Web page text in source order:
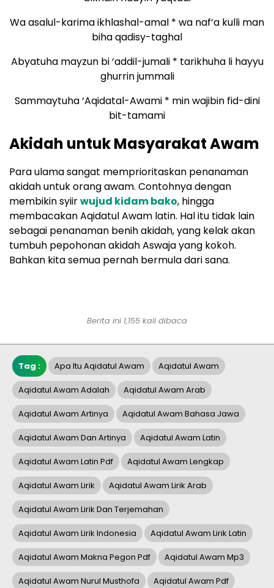
Wa asalul-karima ikhlashal-amal * wa naf’a kulli man
biha qadisy-taghal
Abyatuha mayzun bi ‘addil-jumali * tarikhuha li hayyu
ghurrin jummali
Sammaytuha ‘Aqidatal-Awami * min wajibin fid-dini
bit-tamami
Akidah untuk Masyarakat Awam
Para ulama sangat memprioritaskan penanaman
akidah untuk orang awam. Contohnya dengan
membikin syiirwujud kidam bako, hingga
membacakan Aqidatul Awam latin. Hal itu tidak lain
sebagai penanaman benih akidah, yang kelak akan
tumbuh pepohonan akidah Aswaja yang kokoh.
Bahkan kita semua pernah bermula dari sana.
Berita ini 1,155 kali dibaca
Tag : Apa Itu Aqidatul Awam Aqidatul Awam
Aqidatul Awam Adalah Aqidatul Awam Arab
Aqidatul Awam Artinya Aqidatul Awam Bahasa Jawa
Aqidatul Awam Dan Artinya Aqidatul Awam Latin
Aqidatul Awam Latin Pdf Aqidatul Awam Lengkap
Aqidatul Awam Lirik Aqidatul Awam Lirik Arab
Aqidatul Awam Lirik Dan Terjemahan
Aqidatul Awam Lirik Indonesia Aqidatul Awam Lirik Latin
Aqidatul Awam Makna Pegon Pdf Aqidatul Awam Mp3
Aqidatul Awam Nurul Musthofa Aqidatul Awam Pdf